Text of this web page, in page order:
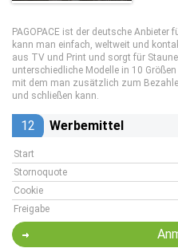
PAGOPACE ist der deutsche Anbieter
kann man einfach, weltweit und
aus TV und Print und sorgt für
unterschiedliche Modelle in 10
mit dem man zusätzlich zum
und schließen kann.
12 Werbemittel
Start
Stornoquote
Cookie
Freigabe